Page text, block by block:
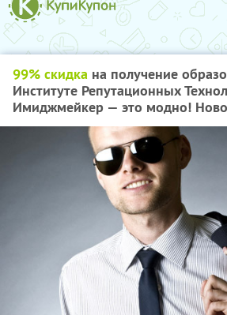
99% скидка на получение
Институте Репутационных
Имиджмейкер — это модно!